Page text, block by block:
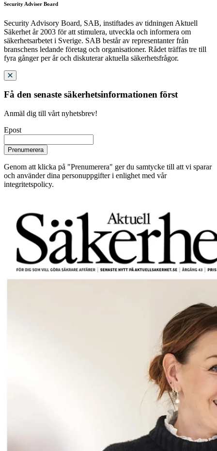
Security Adviser Board
Security Advisory Board, SAB, instiftades av tidningen Aktuell
Säkerhet år 2003 för att stimulera, utveckla och informera om
säkerhetsarbetet i Sverige. SAB består av representanter från
branschens ledande företag och organisationer. Rådet träffas tre till
fyra gånger per år och diskuterar aktuella säkerhetsfrågor.
Få den senaste säkerhetsinformationen först
Anmäl dig till vårt nyhetsbrev!
Epost
Prenumerera
Genom att klicka på "Prenumerera" ger du samtycke till att vi sparar
och använder dina personuppgifter i enlighet med vår
integritetspolicy.